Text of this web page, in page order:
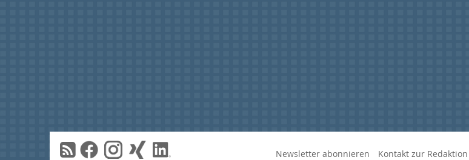
Newsletter abonnieren Kontakt zur Redaktion